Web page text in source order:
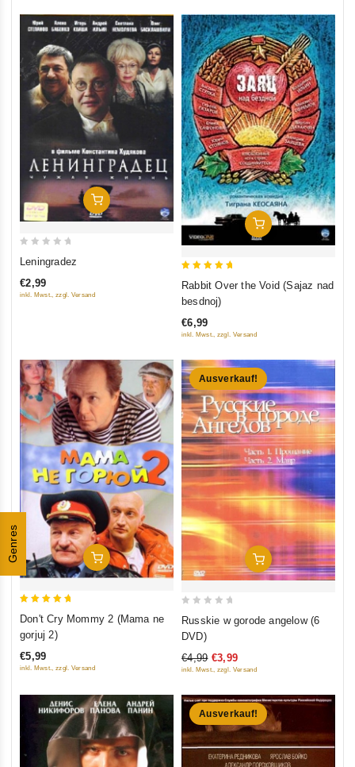
Genres
In Den Warenkorb
of
Leningradez
€2,99
inkl. Mwst., zzgl. Versand
In Den Warenkorb
Rabbit Over the Void (Sajaz nad
besdnoj)
€6,99
inkl. Mwst., zzgl. Versand
In Den Warenkorb
out of 5
Don't Cry Mommy 2 (Mama ne
gorjuj 2)
€5,99
inkl. Mwst., zzgl. Versand
Ausverkauf!
In Den Warenkorb
5
Russkie w gorode angelow (6
DVD)
€4,99 €3,99
inkl. Mwst., zzgl. Versand
Ausverkauf!